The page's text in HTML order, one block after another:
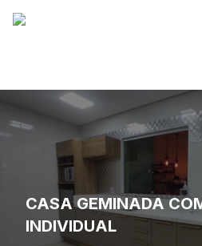
CASA GEMINADA
INDIVIDUAL